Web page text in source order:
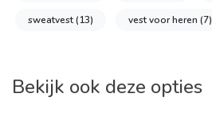
sweatvest(13) vest voor heren (7)
Bekijk ook deze opties